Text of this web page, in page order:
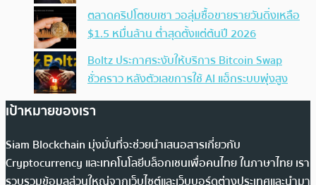
ตลาดคริปโตซบเซา วอลุ่มซื้อขายรายวันดิ่งเหลือ
$1.5 หมื่นล้าน ต่ำสุดตั้งแต่ต้นปี 2026
Boltz ประกาศระงับให้บริการ Bitcoin Swap
ชั่วคราว หลังตัวเลขการใช้ AI แฮ็กระบบพุ่งสูง
เป้าหมายของเรา
Siam Blockchain มุ่งมั่นที่จะช่วยนำเสนอสารเกี่ยวกับ
Cryptocurrency และเทคโนโลยีบล็อกเชนเพื่อคนไทย ในภาษาไทย เรา